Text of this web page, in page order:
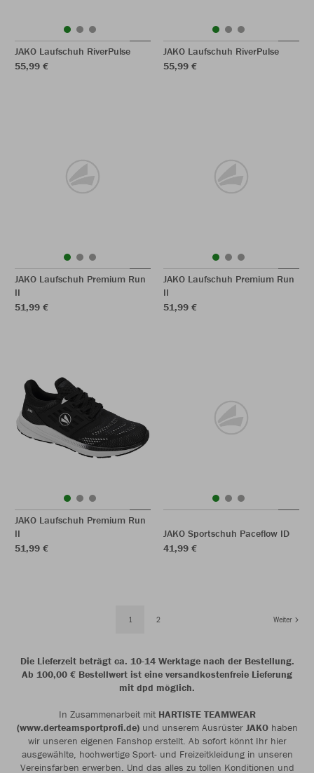
JAKO Laufschuh RiverPulse
55,99 €
JAKO Laufschuh RiverPulse
55,99 €
JAKO Laufschuh Premium Run
II
51,99 €
JAKO Laufschuh Premium Run
II
51,99 €
JAKO Laufschuh Premium Run
II
51,99 €
JAKO Sportschuh Paceflow ID
41,99 €
1 2 Weiter
Die Lieferzeit beträgt ca. 10-14 Werktage nach der Bestellung.
Ab 100,00 € Bestellwert ist eine versandkostenfreie Lieferung
mit dpd möglich.
In Zusammenarbeit mit HARTISTE TEAMWEAR
(www.derteamsportprofi.de)und unserem Ausrüster JAKO haben
wir unseren eigenen Fanshop erstellt. Ab sofort könnt Ihr hier
ausgewählte, hochwertige Sport- und Freizeitkleidung in unseren
Vereinsfarben erwerben. Und das alles zu tollen Konditionen und